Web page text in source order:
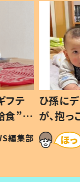
フテ
食”を
親
編集部
ひ孫に
が、抱
「涙が出
い」